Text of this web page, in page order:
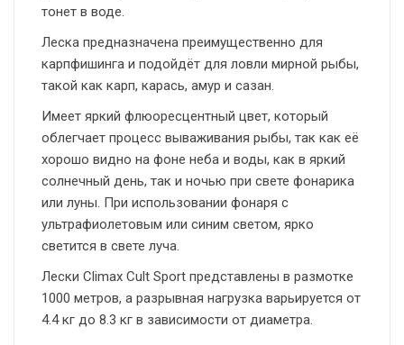
тонет в воде.
Леска предназначена преимущественно для
карпфишинга и подойдёт для ловли мирной рыбы,
такой как карп, карась, амур и сазан.
Имеет яркий флюоресцентный цвет, который
облегчает процесс вываживания рыбы, так как её
хорошо видно на фоне неба и воды, как в яркий
солнечный день, так и ночью при свете фонарика
или луны. При использовании фонаря с
ультрафиолетовым или синим светом, ярко
светится в свете луча.
Лески Climax Cult Sport представлены в размотке
1000 метров, а разрывная нагрузка варьируется от
4.4 кг до 8.3 кг в зависимости от диаметра.